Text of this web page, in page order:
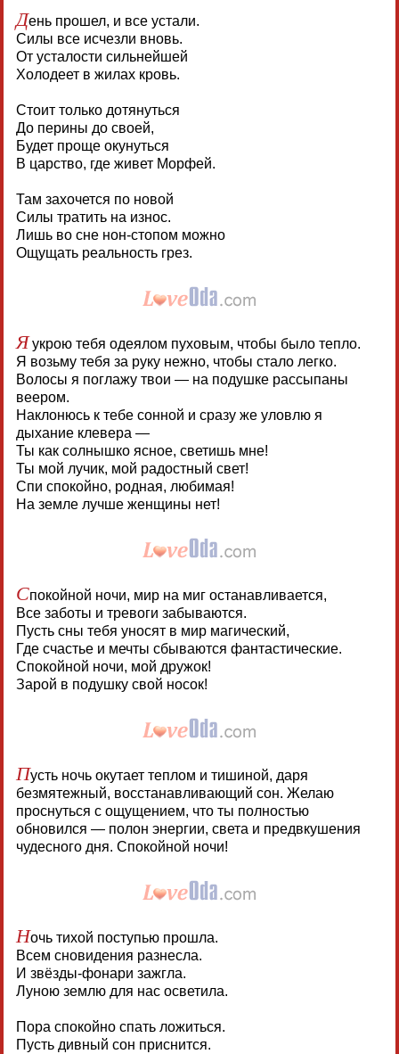
День прошел, и все устали.
Силы все исчезли вновь.
От усталости сильнейшей
Холодеет в жилах кровь.
Стоит только дотянуться
До перины до своей,
Будет проще окунуться
В царство, где живет Морфей.
Там захочется по новой
Силы тратить на износ.
Лишь во сне нон-стопом можно
Ощущать реальность грез.
Яукрою тебя одеялом пуховым, чтобы было тепло.
Я возьму тебя за руку нежно, чтобы стало легко.
Волосы я поглажу твои — на подушке рассыпаны
веером.
Наклонюсь к тебе сонной и сразу же уловлю я
дыхание клевера —
Ты как солнышко ясное, светишь мне!
Ты мой лучик, мой радостный свет!
Спи спокойно, родная, любимая!
На земле лучше женщины нет!
Спокойной ночи, мир на миг останавливается,
Все заботы и тревоги забываются.
Пусть сны тебя уносят в мир магический,
Где счастье и мечты сбываются фантастические.
Спокойной ночи, мой дружок!
Зарой в подушку свой носок!
Пусть ночь окутает теплом и тишиной, даря
безмятежный, восстанавливающий сон. Желаю
проснуться с ощущением, что ты полностью
обновился — полон энергии, света и предвкушения
чудесного дня. Спокойной ночи!
Ночь тихой поступью прошла.
Всем сновидения разнесла.
И звёзды-фонари зажгла.
Луною землю для нас осветила.
Пора спокойно спать ложиться.
Пусть дивный сон приснится.